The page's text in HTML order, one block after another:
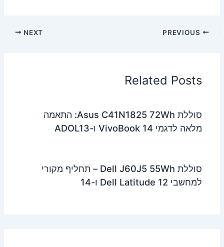
NEXT
Related Posts
סוללת Asus C41N1825 72Wh: התאמה
מלאה לדגמי VivoBook 14 ו-ADOL13
סוללת Dell J60J5 55Wh – תחליף מקורי
למחשבי Dell Latitude 12 ו-14